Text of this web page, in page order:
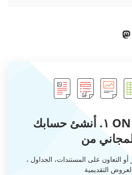
ONLYOFFICE ١. أنشئ حسابك
من
التعاون على المستندات، الجداول ،
التقديمية